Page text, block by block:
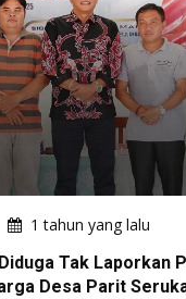
1 tahun yang lalu
Tak Laporkan
Desa Parit